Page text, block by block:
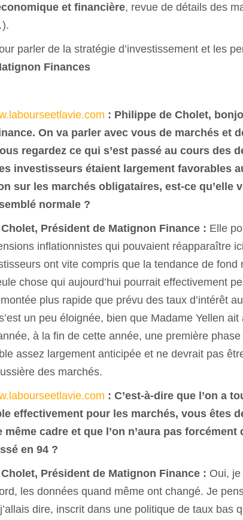
et financière, revue de détails des
parler de la stratégie d’investissement et les
Finances
: Philippe de Cholet,
On va parler avec vous de marchés et
regardez ce qui s’est passé au cours des
investisseurs étaient largement favorables
sur les marchés obligataires, est-ce qu’elle
normale ?
Président de Matignon Finance : Elle
inflationnistes qui pouvaient réapparaître
ont vite compris que la tendance de fond
chose qui aujourd’hui pourrait effectivement
plus rapide que prévu des taux d’intérêt
un peu éloignée, bien que Madame Yellen
à la fin de cette année, une première
assez largement anticipée et ne devrait pas
des marchés.
: C’est-à-dire que l’on a
effectivement pour les marchés, vous êtes
même cadre et que l’on n’aura pas
en 94 ?
Président de Matignon Finance : Oui,
les données quand même ont changé. Je
dire, inscrit dans une politique de taux bas